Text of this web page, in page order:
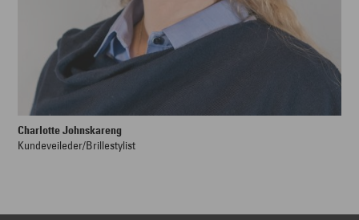
Charlotte Johnskareng
Kundeveileder/Brillestylist